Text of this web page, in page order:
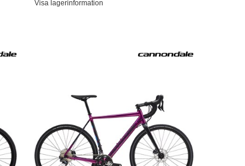
Visa lagerinformation